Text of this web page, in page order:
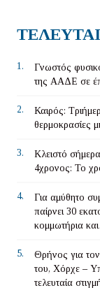
1.
Γνωστός
της ΑΑΔΕ σε
2.
Καιρός:
θερμοκρασίες
3.
Κλειστό
4χρονος: Το
4.
Για αμύθητο
παίρνει 30
κομμωτήρια
5.
Θρήνος για
του, Χόρχε –
τελευταία